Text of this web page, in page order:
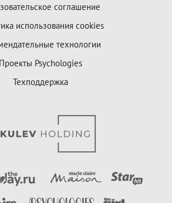
соглашение
использования cookies
технологии
Проекты Psychologies
Техподдержка